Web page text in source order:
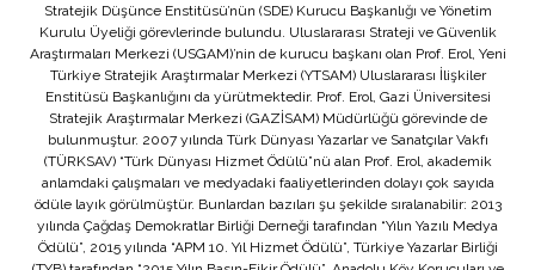
Stratejik Düşünce Enstitüsü’nün (SDE) Kurucu Başkanlığı ve Yönetim
Kurulu Üyeliği görevlerinde bulundu. Uluslararası Strateji ve Güvenlik
Araştırmaları Merkezi (USGAM)’nin de kurucu başkanı olan Prof. Erol, Yeni
Türkiye Stratejik Araştırmalar Merkezi (YTSAM) Uluslararası İlişkiler
Enstitüsü Başkanlığını da yürütmektedir. Prof. Erol, Gazi Üniversitesi
Stratejik Araştırmalar Merkezi (GAZİSAM) Müdürlüğü görevinde de
bulunmuştur. 2007 yılında Türk Dünyası Yazarlar ve Sanatçılar Vakfı
(TÜRKSAV) “Türk Dünyası Hizmet Ödülü”nü alan Prof. Erol, akademik
anlamdaki çalışmaları ve medyadaki faaliyetlerinden dolayı çok sayıda
ödüle layık görülmüştür. Bunlardan bazıları şu şekilde sıralanabilir: 2013
yılında Çağdaş Demokratlar Birliği Derneği tarafından “Yılın Yazılı Medya
Ödülü”, 2015 yılında “APM 10. Yıl Hizmet Ödülü”, Türkiye Yazarlar Birliği